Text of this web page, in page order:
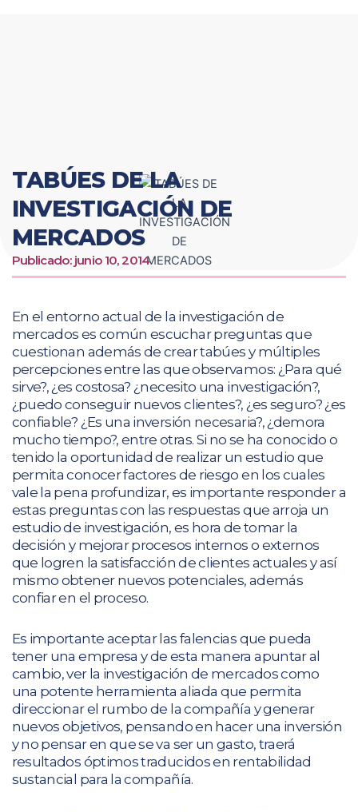
TABÚES DE LA
INVESTIGACIÓN DE
MERCADOS
Publicado: junio 10, 2014
En el entorno actual de la investigación de
mercados es común escuchar preguntas que
cuestionan además de crear tabúes y múltiples
percepciones entre las que observamos: ¿Para qué
sirve?, ¿es costosa? ¿necesito una investigación?,
¿puedo conseguir nuevos clientes?, ¿es seguro? ¿es
confiable? ¿Es una inversión necesaria?, ¿demora
mucho tiempo?, entre otras. Si no se ha conocido o
tenido la oportunidad de realizar un estudio que
permita conocer factores de riesgo en los cuales
vale la pena profundizar, es importante responder a
estas preguntas con las respuestas que arroja un
estudio de investigación, es hora de tomar la
decisión y mejorar procesos internos o externos
que logren la satisfacción de clientes actuales y así
mismo obtener nuevos potenciales, además
confiar en el proceso.
Es importante aceptar las falencias que pueda
tener una empresa y de esta manera apuntar al
cambio, ver la investigación de mercados como
una potente herramienta aliada que permita
direccionar el rumbo de la compañía y generar
nuevos objetivos, pensando en hacer una inversión
y no pensar en que se va ser un gasto, traerá
resultados óptimos traducidos en rentabilidad
sustancial para la compañía.